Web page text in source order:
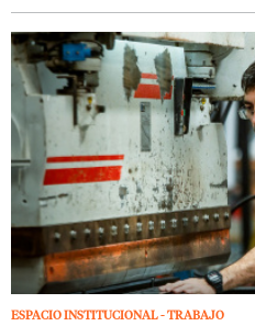
ESPACIO INSTITUCIONAL - TRABAJO